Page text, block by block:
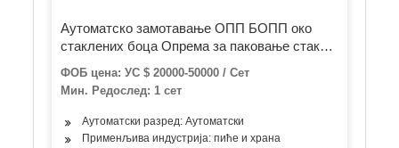
Аутоматско замотавање ОПП БОПП око
стаклених боца Опрема за паковање стакла
за флаше за кућне љубимце Самољепљива
машина за етикетирање етикета са
топљеним лепком
ФОБ цена: УС $ 20000-50000 / Сет
Мин. Редослед: 1 сет
Аутоматски разред: Аутоматски
Применљива индустрија: пиће и храна